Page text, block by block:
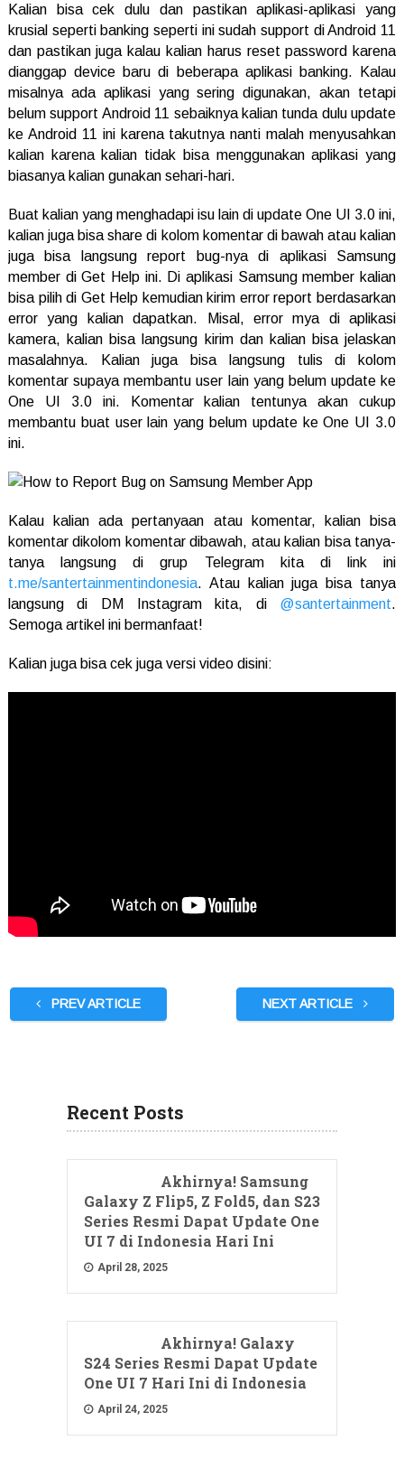
Kalian bisa cek dulu dan pastikan aplikasi-aplikasi yang
krusial seperti banking seperti ini sudah support di Android 11
dan pastikan juga kalau kalian harus reset password karena
dianggap device baru di beberapa aplikasi banking. Kalau
misalnya ada aplikasi yang sering digunakan, akan tetapi
belum support Android 11 sebaiknya kalian tunda dulu update
ke Android 11 ini karena takutnya nanti malah menyusahkan
kalian karena kalian tidak bisa menggunakan aplikasi yang
biasanya kalian gunakan sehari-hari.
Buat kalian yang menghadapi isu lain di update One UI 3.0 ini,
kalian juga bisa share di kolom komentar di bawah atau kalian
juga bisa langsung report bug-nya di aplikasi Samsung
member di Get Help ini. Di aplikasi Samsung member kalian
bisa pilih di Get Help kemudian kirim error report berdasarkan
error yang kalian dapatkan. Misal, error mya di aplikasi
kamera, kalian bisa langsung kirim dan kalian bisa jelaskan
masalahnya. Kalian juga bisa langsung tulis di kolom
komentar supaya membantu user lain yang belum update ke
One UI 3.0 ini. Komentar kalian tentunya akan cukup
membantu buat user lain yang belum update ke One UI 3.0
ini.
Kalau kalian ada pertanyaan atau komentar, kalian bisa
komentar dikolom komentar dibawah, atau kalian bisa tanya-
tanya langsung di grup Telegram kita di link ini
t.me/santertainmentindonesia. Atau kalian juga bisa tanya
langsung di DM Instagram kita, di @santertainment.
Semoga artikel ini bermanfaat!
Kalian juga bisa cek juga versi video disini:
PREV ARTICLE NEXT ARTICLE
Recent Posts
Akhirnya! Samsung
Galaxy Z Flip5, Z Fold5, dan S23
Series Resmi Dapat Update One
UI 7 di Indonesia Hari Ini
April 28, 2025
Akhirnya! Galaxy
S24 Series Resmi Dapat Update
One UI 7 Hari Ini di Indonesia
April 24, 2025